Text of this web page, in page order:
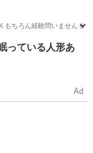
もちろん経験問いません
格闘技
っている人形あ
Ad